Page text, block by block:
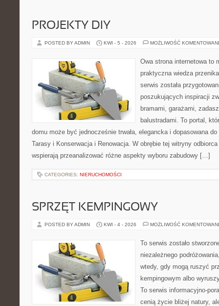
PROJEKTY DIY
POSTED BY ADMIN KWI - 5 - 2026 MOŻLIWOŚĆ
Owa strona internetowa to
praktyczna wiedza
serwis została
poszukujących inspiracji
bramami, garażami,
balustradami. To portal,
domu może być jednocześnie trwała, elegancka i dopasowana
Tarasy i Konserwacja i Renowacja. W obrębie tej witryny
wspierają przeanalizować różne aspekty wyboru zabudowy […]
CATEGORIES: NIERUCHOMOŚCI
SPRZĘT KEMPINGOWY
POSTED BY ADMIN KWI - 4 - 2026 MOŻLIWOŚĆ
To serwis zostało
niezależnego
wtedy, gdy mogą ruszyć
kempingowym albo
To serwis informacyjno-
cenią życie bliżej natury,